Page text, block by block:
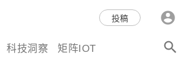
,科技,资讯,动态,洞
算,AI,人工智能,机器
投稿
科技洞察 矩阵IOT